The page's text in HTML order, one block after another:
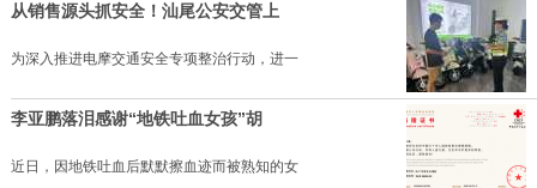
从销售源头抓安全！汕尾公安交管上
为深入推进电摩交通安全专项整治行动，进一
李亚鹏落泪感谢“地铁吐血女孩”胡
近日，因地铁吐血后默默擦血迹而被熟知的女